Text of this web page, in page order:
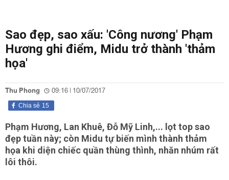
Sao đẹp, sao xấu: 'Công nương' Phạm
Hương ghi điểm, Midu trở thành 'thảm
họa'
Thu Phong 09:16 | 10/07/2017
15
Chia sẻ
Phạm Hương, Lan Khuê, Đỗ Mỹ Linh,... lọt top sao
đẹp tuần này; còn Midu tự biến mình thành thảm
họa khi diện chiếc quần thùng thình, nhăn nhúm rất
lôi thôi.